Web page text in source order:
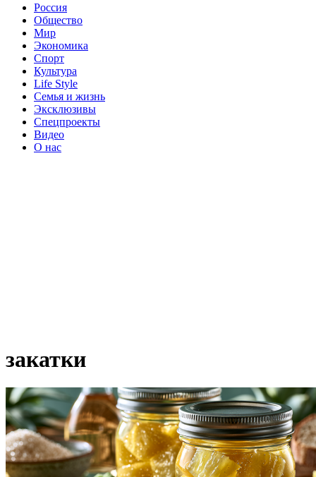
Россия
Общество
Мир
Экономика
Спорт
Культура
Life Style
Семья и жизнь
Эксклюзивы
Спецпроекты
Видео
О нас
закатки